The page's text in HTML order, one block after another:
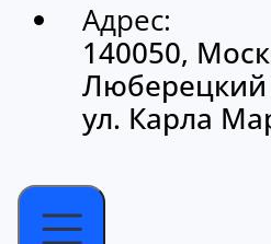
Адрес:
140050,
Люберецкий
ул. Карла